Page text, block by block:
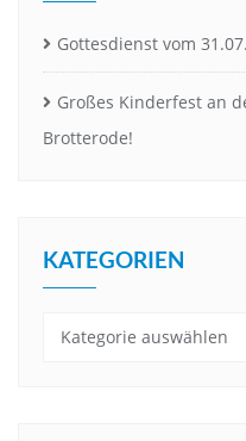
Gottesdienst vom
Großes Kinderfest an
Brotterode!
KATEGORIEN
Kategorien